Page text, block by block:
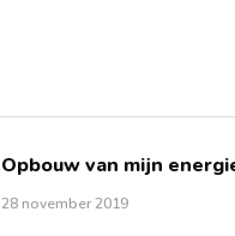
Opbouw van mijn
28 november 2019